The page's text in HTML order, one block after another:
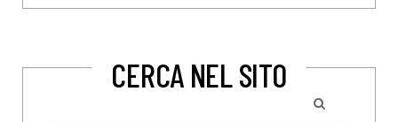
CERCA NEL SITO